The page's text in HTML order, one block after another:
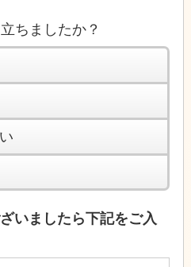
ちましたか？
いましたら下記をご入